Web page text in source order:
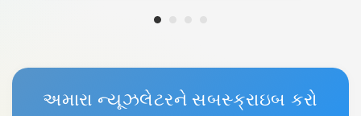
અમારા ન્યૂઝલેટરને સબસ્ક્રાઇબ કરો